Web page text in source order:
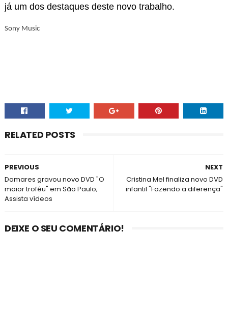
já um dos destaques deste novo trabalho.
Sony Music
RELATED POSTS
NEXT
Cristina Mel finaliza novo DVD
infantil "Fazendo a diferença"
PREVIOUS
Damares gravou novo DVD "O
maior troféu" em São Paulo;
Assista vídeos
DEIXE O SEU COMENTÁRIO!